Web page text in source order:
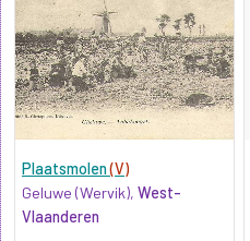
Plaatsmolen(V)
Geluwe (Wervik), West-
Vlaanderen